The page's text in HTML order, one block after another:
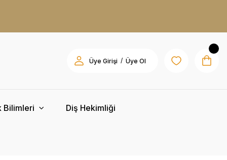
Üye Girişi / Üye Ol
Bilimleri Diş Hekimliği